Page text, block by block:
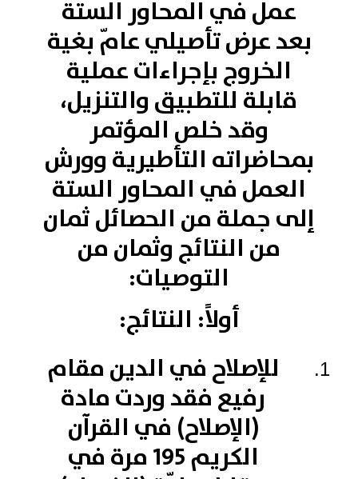
عمل في المحاور الستة
بعد عرض تأصيلي عامّ بغية
الخروج بإجراءات عملية
قابلة للتطبيق والتنزيل،
وقد خلص المؤتمر
بمحاضراته التأطيرية وورش
العمل في المحاور الستة
إلى جملة من الحصائل ثمان
من النتائج وثمان من
التوصيات:
أولاً: النتائج:
للإصلاح في الدين مقام
رفيع فقد وردت مادة
(الإصلاح) في القرآن
الكريم 195 مرة في